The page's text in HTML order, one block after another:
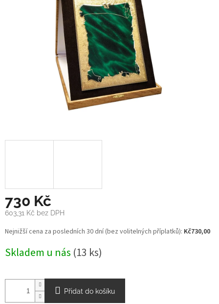
730 Kč
603,31 Kč bez DPH
Měrná
cena:
Nejnižší cena za posledních 30 dní (bez volitelných příplatků): Kč730,00
Skladem u nás (13 ks)
Přidat do košíku